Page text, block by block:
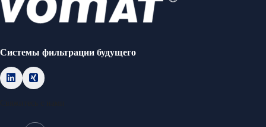
Cистемы фильтрации будущего